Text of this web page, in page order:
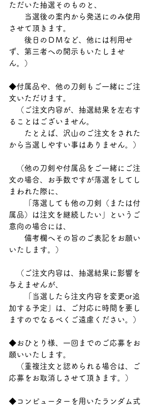
ただいた抽選そのものと、
当選後の案内から発送にのみ使用
させて頂きます。
後日のＤＭなど、他には利用せ
ず、第三者への開示もいたしませ
ん。）
◆付属品や、他の刀剣もご一緒にご注
文いただけます。
（ご注文内容が、抽選結果を左右す
ることはございません。
たとえば、沢山のご注文をされた
から当選しやすい事はありません。）
（他の刀剣や付属品をご一緒にご注
文の場合、お手数ですが落選をしてし
まわれた際に、
「落選しても他の刀剣（または付
属品）は注文を継続したい」というご
意向の場合には、
備考欄へその旨のご表記をお願い
いたします。）
（ご注文内容は、抽選結果に影響を
与えませんが、
「当選したら注文内容を変更or追
加する予定」は、ご対応に時間を要し
ますのでなるべくご遠慮ください。）
◆おひとり様、一回までのご応募をお
願いいたします。
（重複注文と認められる場合は、ご
応募をお取消しさせて頂きます。）
◆コンピューターを用いたランダム式